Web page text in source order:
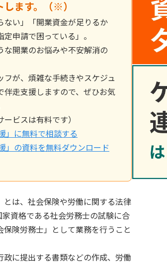
ます。（※）
ない」「開業資金が足りるか
申請で困っている」。
な開業のお悩みや不安解消の
フが、煩雑な手続きやスケジュ
伴走支援しますので、ぜひお気
ビスは有料です）
」に無料で相談する
」の資料を無料ダウンロード
とは、社会保険や労働に関する法律
資格である社会労務士の試験に合
険労務士」として業務を行うこと
に提出する書類などの作成、労働